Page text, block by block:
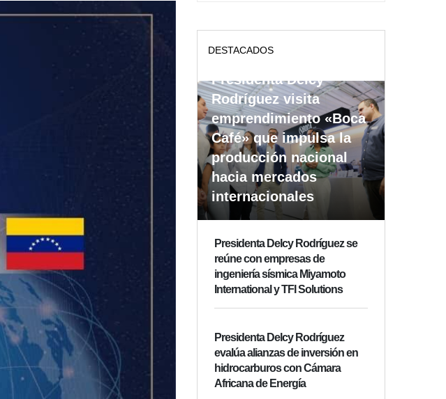
DESTACADOS
Presidenta Delcy
Rodríguez visita
emprendimiento «Boca
Café» que impulsa la
producción nacional
hacia mercados
internacionales
Presidenta Delcy Rodríguez se
reúne con empresas de
ingeniería sísmica Miyamoto
International y TFI Solutions
Presidenta Delcy Rodríguez
evalúa alianzas de inversión en
hidrocarburos con Cámara
Africana de Energía